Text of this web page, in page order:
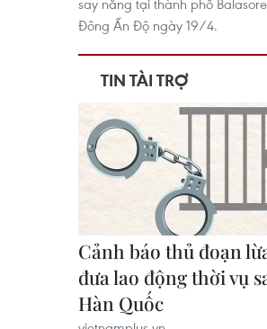
say nắng tại thành phố
Đông Ấn Độ ngày 19/4.